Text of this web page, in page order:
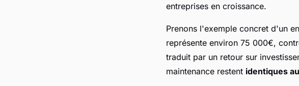
entreprises en croissance.
Prenons l'exemple concret d'un
représente environ 75 000€,
traduit par un retour sur
maintenance restent identiques